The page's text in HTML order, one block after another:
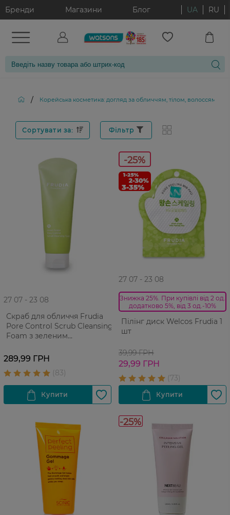
Бренди Магазини Блог UA RU
/ Корейська косметика: догляд за обличчям, тілом, волоссям і
Сортувати за: Фільтр
27 07 - 23 08
Скраб для обличчя Frudia
Pore Control Scrub Cleansing
Foam з зеленим
проблемної жирної шкіри
145 г
289,99 ГРН
-25%
27 07 - 23 08
Знижка 25%. При купівлі від 2 од.
додатково 5%, від 3 од.-10%
Пілінг диск Welcos Frudia 1
шт
39,99 ГРН
29,99 ГРН
-25%